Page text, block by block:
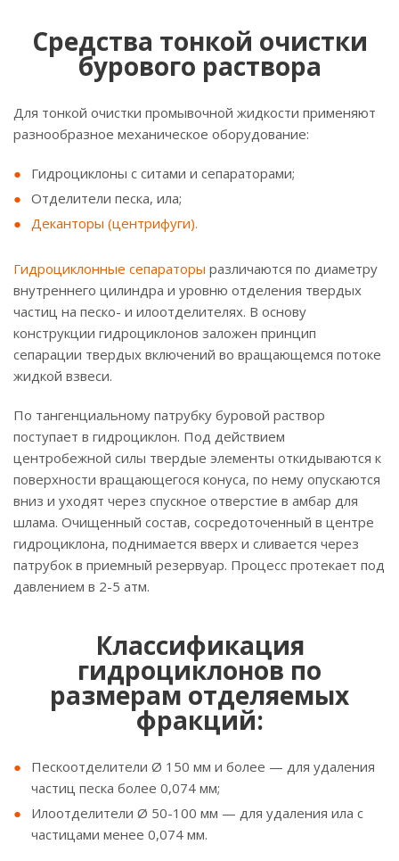
Средства тонкой очистки
бурового раствора
Для тонкой очистки промывочной жидкости применяют
разнообразное механическое оборудование:
Гидроциклоны с ситами и сепараторами;
Отделители песка, ила;
Деканторы (центрифуги).
Гидроциклонные сепараторы различаются по диаметру
внутреннего цилиндра и уровню отделения твердых
частиц на песко- и илоотделителях. В основу
конструкции гидроциклонов заложен принцип
сепарации твердых включений во вращающемся потоке
жидкой взвеси.
По тангенциальному патрубку буровой раствор
поступает в гидроциклон. Под действием
центробежной силы твердые элементы откидываются к
поверхности вращающегося конуса, по нему опускаются
вниз и уходят через спускное отверстие в амбар для
шлама. Очищенный состав, сосредоточенный в центре
гидроциклона, поднимается вверх и сливается через
патрубок в приемный резервуар. Процесс протекает под
давлением в 2-5 атм.
Классификация
гидроциклонов по
размерам отделяемых
фракций:
Пескоотделители Ø 150 мм и более — для удаления
частиц песка более 0,074 мм;
Илоотделители Ø 50-100 мм — для удаления ила с
частицами менее 0,074 мм.